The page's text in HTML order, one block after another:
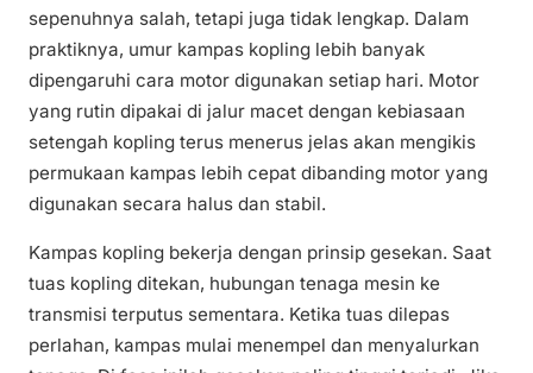
sepenuhnya salah, tetapi juga tidak lengkap. Dalam
praktiknya, umur kampas kopling lebih banyak
dipengaruhi cara motor digunakan setiap hari. Motor
yang rutin dipakai di jalur macet dengan kebiasaan
setengah kopling terus menerus jelas akan mengikis
permukaan kampas lebih cepat dibanding motor yang
digunakan secara halus dan stabil.
Kampas kopling bekerja dengan prinsip gesekan. Saat
tuas kopling ditekan, hubungan tenaga mesin ke
transmisi terputus sementara. Ketika tuas dilepas
perlahan, kampas mulai menempel dan menyalurkan